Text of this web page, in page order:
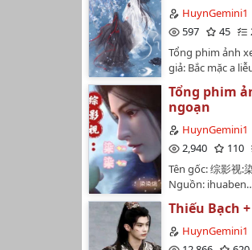
HuynGemini1
597
45
Tổng phim ảnh
giả: Bắc mặc a
ngoạn nhớTác
Tổng phim
ngoạn
HuynGemini1
2,940
110
Tên gốc: 综影视:
Nguồn:
Thiếu Bạch
HuynGemini1